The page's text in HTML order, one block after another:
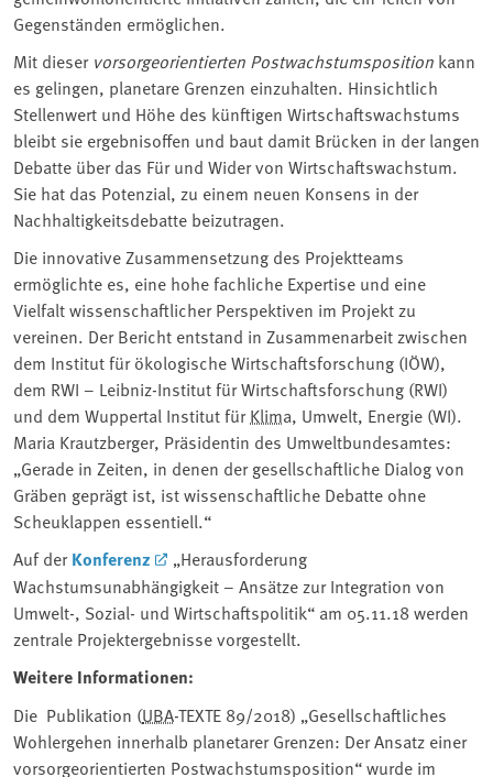
Gegenständen ermöglichen.
Mit dieser vorsorgeorientierten Postwachstumsposition kann
es gelingen, planetare Grenzen einzuhalten. Hinsichtlich
Stellenwert und Höhe des künftigen Wirtschaftswachstums
bleibt sie ergebnisoffen und baut damit Brücken in der langen
Debatte über das Für und Wider von Wirtschaftswachstum.
Sie hat das Potenzial, zu einem neuen Konsens in der
Nachhaltigkeitsdebatte beizutragen.
Die innovative Zusammensetzung des Projektteams
ermöglichte es, eine hohe fachliche Expertise und eine
Vielfalt wissenschaftlicher Perspektiven im Projekt zu
vereinen. Der Bericht entstand in Zusammenarbeit zwischen
dem Institut für ökologische Wirtschaftsforschung (IÖW),
dem RWI – Leibniz-Institut für Wirtschaftsforschung (RWI)
und dem Wuppertal Institut fürKlima, Umwelt, Energie (WI).
Maria Krautzberger, Präsidentin des Umweltbundesamtes:
„Gerade in Zeiten, in denen der gesellschaftliche Dialog von
Gräben geprägt ist, ist wissenschaftliche Debatte ohne
Scheuklappen essentiell.“
Auf derKonferenz
„Herausforderung
Wachstumsunabhängigkeit – Ansätze zur Integration von
Umwelt-, Sozial- und Wirtschaftspolitik“ am 05.11.18 werden
zentrale Projektergebnisse vorgestellt.
Weitere Informationen:
Die Publikation (UBA-TEXTE 89/2018) „Gesellschaftliches
Wohlergehen innerhalb planetarer Grenzen: Der Ansatz einer
vorsorgeorientierten Postwachstumsposition“ wurde im